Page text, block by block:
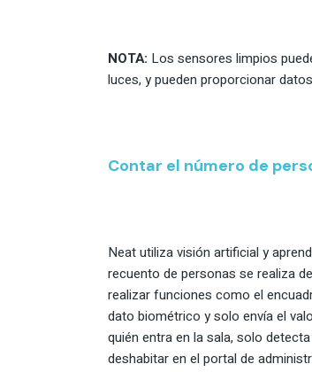
NOTA: Los sensores limpios
luces, y pueden proporcionar
Contar el número de
Neat utiliza visión artificial y
recuento de personas se realiza
realizar funciones como el
dato biométrico y solo envía el
quién entra en la sala, solo
deshabitar en el portal de